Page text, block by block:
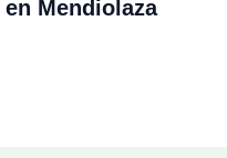
Mendiolaza